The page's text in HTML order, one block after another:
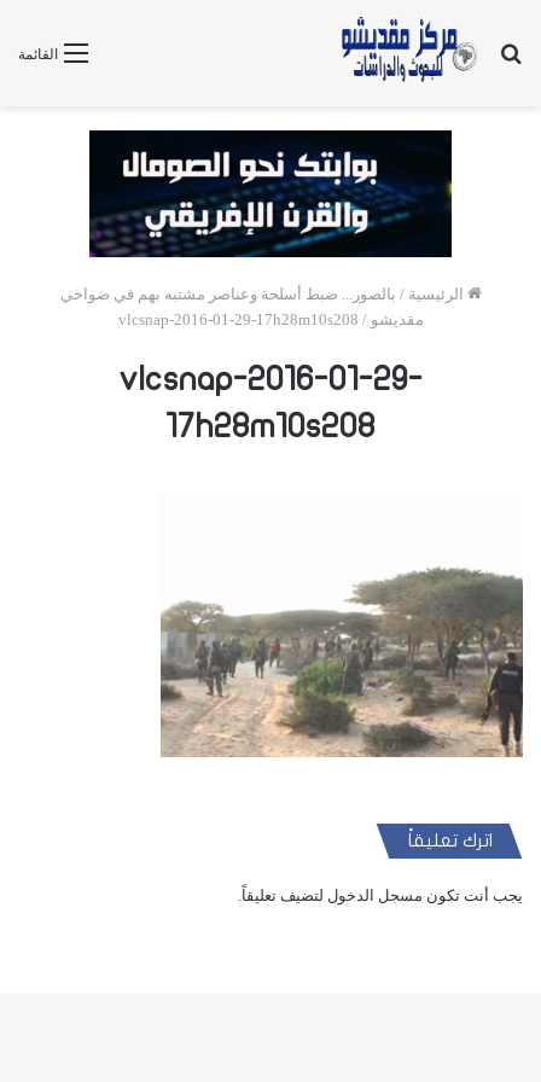
القائمة
بحث
الرئيسية / بالصور... ضبط أسلحة وعناصر مشتبه بهم في ضواحي
مقديشو /
vlcsnap-2016-01-29-17h28m10s208
vlcsnap-2016-01-29-
17h28m10s208
اترك تعليقاً
يجب أنت تكون مسجل الدخول لتضيف تعليقاً.